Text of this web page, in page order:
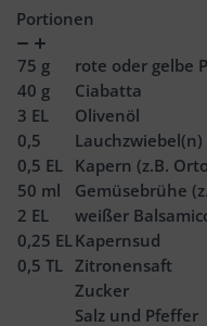
Portionen
Verringern
Zunahme
75 g
rote oder gelbe
40 g
Ciabatta
3 EL
Olivenöl
0,5
Lauchzwiebel(n)
0,5 EL
Kapern (z.B.
50 ml
Gemüsebrühe
2 EL
weißer
0,25 EL Kapernsud
0,5 TL
Zitronensaft
Zucker
Salz und Pfeffer